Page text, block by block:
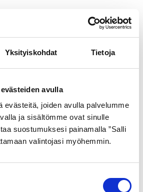
Yksityiskohdat Tietoja
avulla
evästeitä, joiden avulla palvelumme
ja sisältömme ovat sinulle
suostumuksesi painamalla ”Salli
valintojasi myöhemmin.
SR
SCHWALBE
MUSTAVALKOINEN